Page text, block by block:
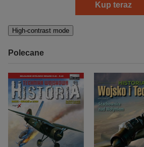
Kup teraz
High-contrast mode
Polecane